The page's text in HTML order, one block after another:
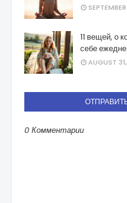
11 вещей, о
себе
AUGUST
0 Комментарии